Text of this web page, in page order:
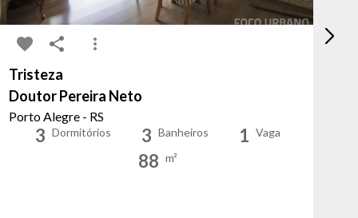
Tristeza
Doutor Pereira Neto
Porto Alegre - RS
3 Dormitórios 3 Banheiros 1 Vaga
88 m²